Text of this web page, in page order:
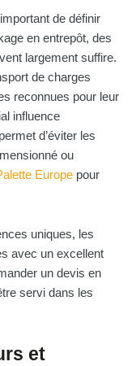
de définir
en entrepôt, des
largement suffire.
de charges
reconnues pour leur
influence
d’éviter les
ou
Europe pour
uniques, les
avec un excellent
un devis en
servi dans les
et